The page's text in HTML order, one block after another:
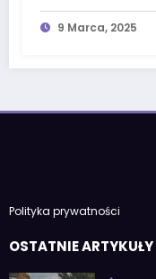
9 Marca, 2025
Polityka prywatności
OSTATNIE ARTYKUŁY